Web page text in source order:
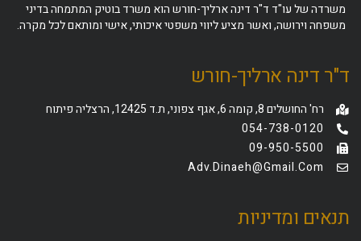
משרדה של עו"ד ד"ר דינה ארליך-חורש הוא משרד בוטיק המתמחה בדיני
משפחה וירושה, ואשר מציע ליווי משפטי איכותי, אישי ומותאם לכל מקרה.
ד"ר דינה ארליך-חורש
רח' החושלים 8, קומה 6, אגף צפוני, ת.ד 12425, הרצליה פיתוח
054-738-0120
09-950-5500
Adv.dinaeh@gmail.com
תנאים ומדיניות